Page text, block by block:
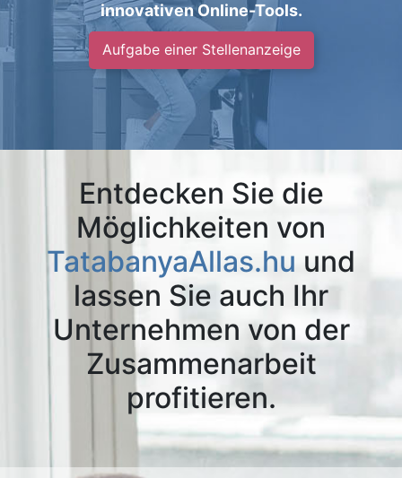
innovativen Online-Tools.
Aufgabe einer Stellenanzeige
Entdecken Sie die
Möglichkeiten von
TatabanyaAllas.hu und
lassen Sie auch Ihr
Unternehmen von der
Zusammenarbeit
profitieren.